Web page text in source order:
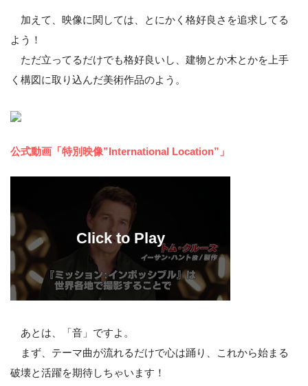
加えて、映像に関しては、とにかく格好良さを追求してる
よう！
ただ立ってるだけでも格好良いし、建物とか木とかを上手
く構図に取り込んだ美術作品のよう。
公式動画「特別映像”International Location”」
あとは、「音」ですよ。
まず、テーマ曲が流れるだけで心は踊り、これから始まる
破壊と活躍を期待しちゃいます！